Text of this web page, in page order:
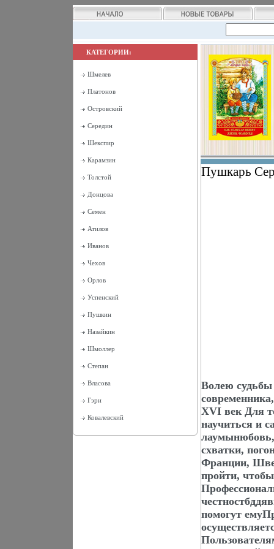
КАТЕГОРИИ:
Шмелев
Платонов
Островский
Середин
Шекспир
Карамзин
Толстой
Донцова
Семен
Атилов
Иванов
Чехов
Орлов
Успенский
Пушкин
Назайкин
Шмоллер
Степан
Власова
Гэри
Ковалевский
Пушкарь
Волею судьбы
XVI век Для
научиться и
схватки,
Франции,
пройти,
помогут